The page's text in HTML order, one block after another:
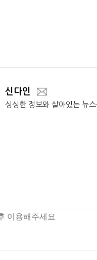
신다인
싱싱한 정보와 살아있는 뉴